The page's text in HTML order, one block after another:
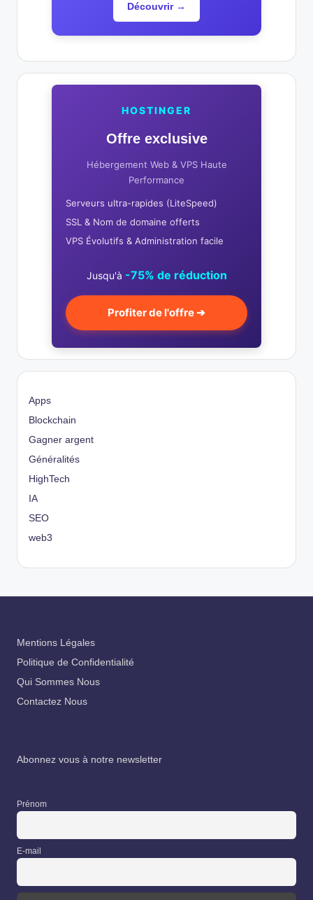
Découvrir →
HOSTINGER
Offre exclusive
Hébergement Web & VPS Haute
Performance
Serveurs ultra-rapides (LiteSpeed)
SSL & Nom de domaine offerts
VPS Évolutifs & Administration facile
Jusqu'à -75% de réduction
Profiter de l'offre ➔
Apps
Blockchain
Gagner argent
Généralités
HighTech
IA
SEO
web3
Mentions Légales
Politique de Confidentialité
Qui Sommes Nous
Contactez Nous
Abonnez vous à notre newsletter
Prénom
E-mail